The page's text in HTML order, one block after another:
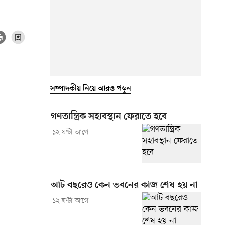
সম্পাদকীয় নিয়ে আরও পড়ুন
গণতান্ত্রিক সহাবস্থান ফেরাতে হবে
১২ ঘণ্টা আগে
আট বছরেও কেন ভবনের কাজ শেষ হয় না
১২ ঘণ্টা আগে